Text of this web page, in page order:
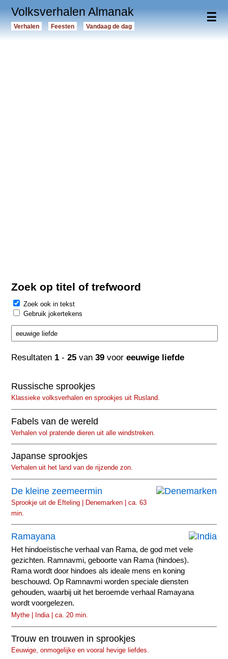
☰
Volksverhalen Almanak
Verhalen Feesten Vandaag de dag
Zoek op titel of trefwoord
Zoek ook in tekst
Gebruik jokertekens
Resultaten 1 -25 van39 vooreeuwige liefde
Russische sprookjes
Klassieke volksverhalen en sprookjes uit Rusland.
Fabels van de wereld
Verhalen vol pratende dieren uit alle windstreken.
Japanse sprookjes
Verhalen uit het land van de rijzende zon.
De kleine zeemeermin
Sprookje uit de Efteling | Denemarken | ca. 63
min.
Ramayana
Het hindoeïstische verhaal van Rama, de god met vele
gezichten. Ramnavmi, geboorte van Rama (hindoes).
Rama wordt door hindoes als ideale mens en koning
beschouwd. Op Ramnavmi worden speciale diensten
gehouden, waarbij uit het beroemde verhaal Ramayana
wordt voorgelezen.
Mythe | India | ca. 20 min.
Trouw en trouwen in sprookjes
Eeuwige, onmogelijke en vooral hevige liefdes.